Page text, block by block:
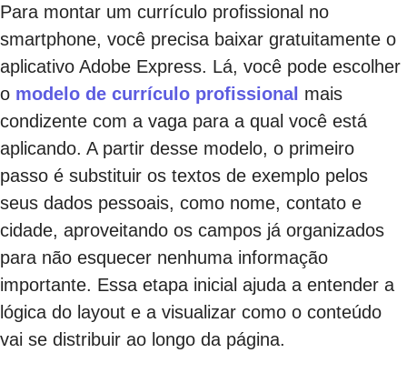
Para montar um currículo profissional no
smartphone, você precisa baixar gratuitamente o
aplicativo Adobe Express. Lá, você pode escolher
o modelo de currículo profissional mais
condizente com a vaga para a qual você está
aplicando. A partir desse modelo, o primeiro
passo é substituir os textos de exemplo pelos
seus dados pessoais, como nome, contato e
cidade, aproveitando os campos já organizados
para não esquecer nenhuma informação
importante. Essa etapa inicial ajuda a entender a
lógica do layout e a visualizar como o conteúdo
vai se distribuir ao longo da página.